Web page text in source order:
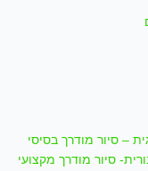
– סיור מודרך בסיסי
סיור מודרך מקצועי